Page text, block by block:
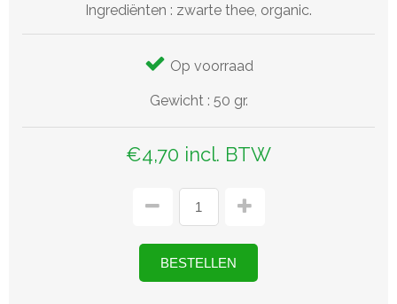
Ingrediënten : zwarte thee, organic.
Op voorraad
Gewicht : 50 gr.
€4,70 incl. BTW